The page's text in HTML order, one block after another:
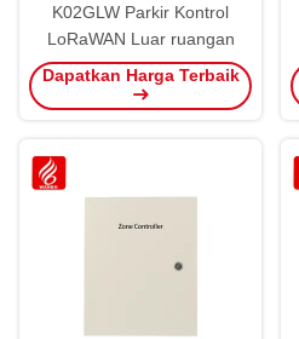
K02GLW Parkir Kontrol
LoRaWAN Luar ruangan
Dapatkan Harga Terbaik